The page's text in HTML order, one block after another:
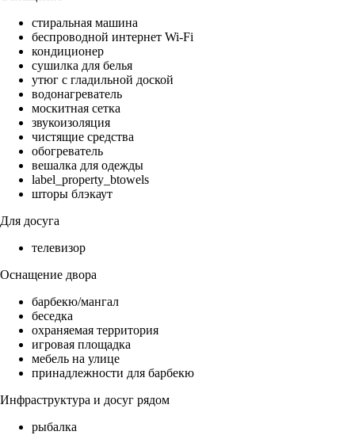
стиральная машина
беспроводной интернет Wi-Fi
кондиционер
сушилка для белья
утюг с гладильной доской
водонагреватель
москитная сетка
звукоизоляция
чистящие средства
обогреватель
вешалка для одежды
label_property_btowels
шторы блэкаут
Для досуга
телевизор
Оснащение двора
барбекю/мангал
беседка
охраняемая территория
игровая площадка
мебель на улице
принадлежности для барбекю
Инфраструктура и досуг рядом
рыбалка